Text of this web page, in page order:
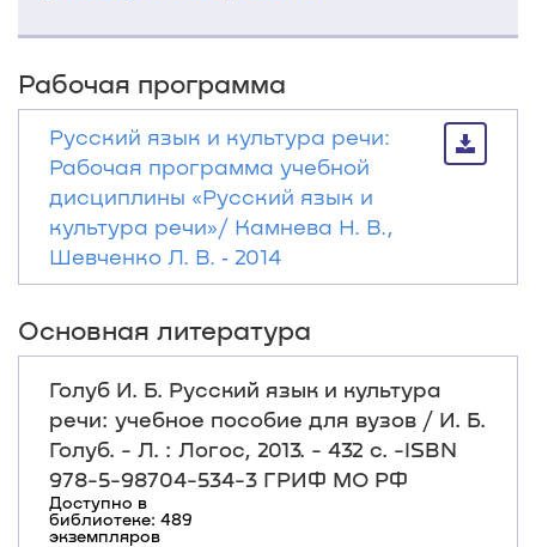
Рабочая программа
Русский язык и культура речи:
Рабочая программа учебной
дисциплины «Русский язык и
культура речи»/ Камнева Н. В.,
Шевченко Л. В. ‐ 2014
Основная литература
Голуб И. Б. Русский язык и культура
речи: учебное пособие для вузов / И. Б.
Голуб. - Л. : Логос, 2013. - 432 с. -ISBN
978-5-98704-534-3 ГРИФ МО РФ
Доступно в
библиотеке: 489
экземпляров